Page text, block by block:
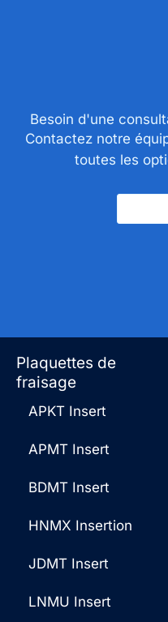
Besoin d'une
Contactez notre
toutes les
Plaquettes de
fraisage
APKT Insert
APMT Insert
BDMT Insert
HNMX Insertion
JDMT Insert
LNMU Insert